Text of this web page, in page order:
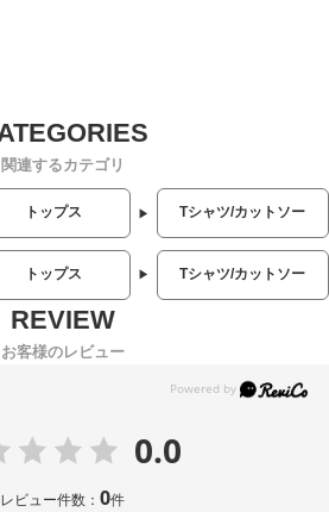
関連するカテゴリ
トップス Tシャツ/カットソー
トップス Tシャツ/カットソー
お客様のレビュー
0.0
レビュー件数：0件